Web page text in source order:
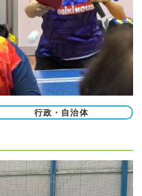
行政・自治体